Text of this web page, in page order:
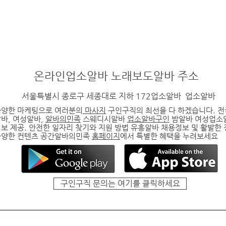
온라인 업소알바 노래보도알바주소
서울특별시 종로구 세종대로 지하 172업소알바 업소알바
한 마케팅으로 여러분의 마사지 구인구직의 최선을 다 하겠습니다. 전
, 여성알바, 알바의민족 스웨디시알바 업소알바구인 밤알바 여성업소
제공. 안전한 일자리 찾기와 지원 방법 유흥알바 채용정보 및 활발한
한 컨텐츠 공간알바의민족 홈페이지 에서 특별한 혜택을 누려보세요
구인구직 문의는 여기를 클릭하세요